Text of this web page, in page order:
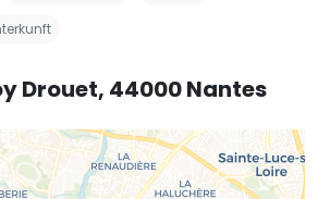
Drouet, 44000 Nantes